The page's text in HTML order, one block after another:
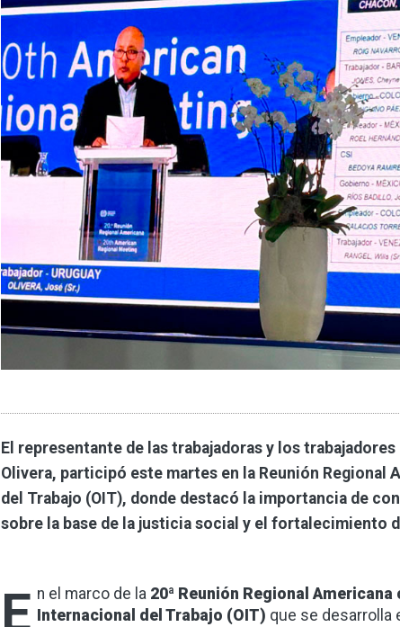
El representante de las trabajadoras y los
Olivera, participó este martes en la Reunión Regional
del Trabajo (OIT), donde destacó la importancia de
sobre la base de la justicia social y el fortalecimiento
E n el marco de la 20ª Reunión Regional
Internacional del Trabajo (OIT) que se desarrolla